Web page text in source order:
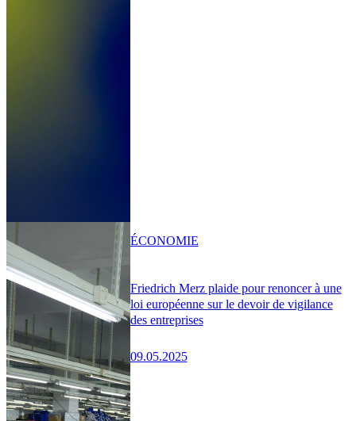
Friedrich Merz plaide pour renoncer à une
loi européenne sur le devoir de vigilance
des entreprises
09.05.2025
ÉCONOMIE